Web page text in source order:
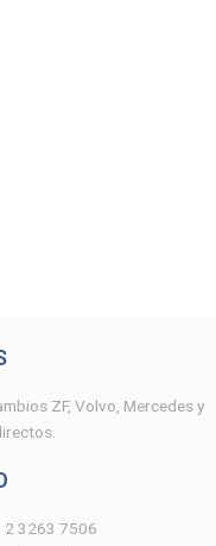
ZF, Volvo, Mercedes y
2 3263 7506